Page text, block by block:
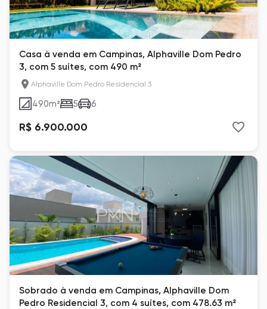
Casa à venda em Campinas, Alphaville Dom Pedro
3, com 5 suítes, com 490 m²
Alphaville Dom Pedro Residencial 3
490m² 5 6
R$ 6.900.000
Sobrado à venda em Campinas, Alphaville Dom
Pedro Residencial 3, com 4 suítes, com 478.63 m²